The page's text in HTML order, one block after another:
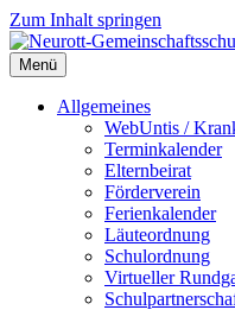
Zum Inhalt springen
Neurott-Gemeinschaftsschule
Menü
Allgemeines
WebUntis /
Terminkalender
Elternbeirat
Förderverein
Ferienkalender
Läuteordnung
Schulordnung
Virtueller